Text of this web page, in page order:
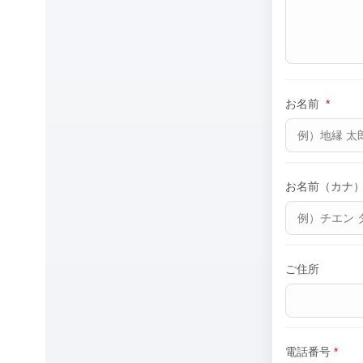
お名前 *
お名前（カナ
ご住所
電話番号 *